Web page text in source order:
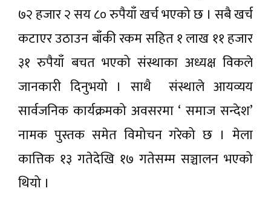
७२ हजार २ सय ८० रुपैयाँ खर्च भएको छ । सबै खर्च
कटाएर उठाउन बाँकी रकम सहित १ लाख ११ हजार
३१ रुपैयाँ बचत भएको संस्थाका अध्यक्ष विकले
जानकारी दिनुभयो । साथै संस्थाले आयव्यय
सार्वजनिक कार्यक्रमको अवसरमा ‘ समाज सन्देश’
नामक पुस्तक समेत विमोचन गरेको छ । मेला
कात्तिक १३ गतेदेखि १७ गतेसम्म सञ्चालन भएको
थियो ।